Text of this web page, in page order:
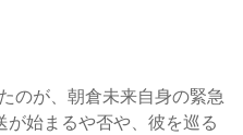
のが、朝倉未来自身の緊急
始まるや否や、彼を巡る